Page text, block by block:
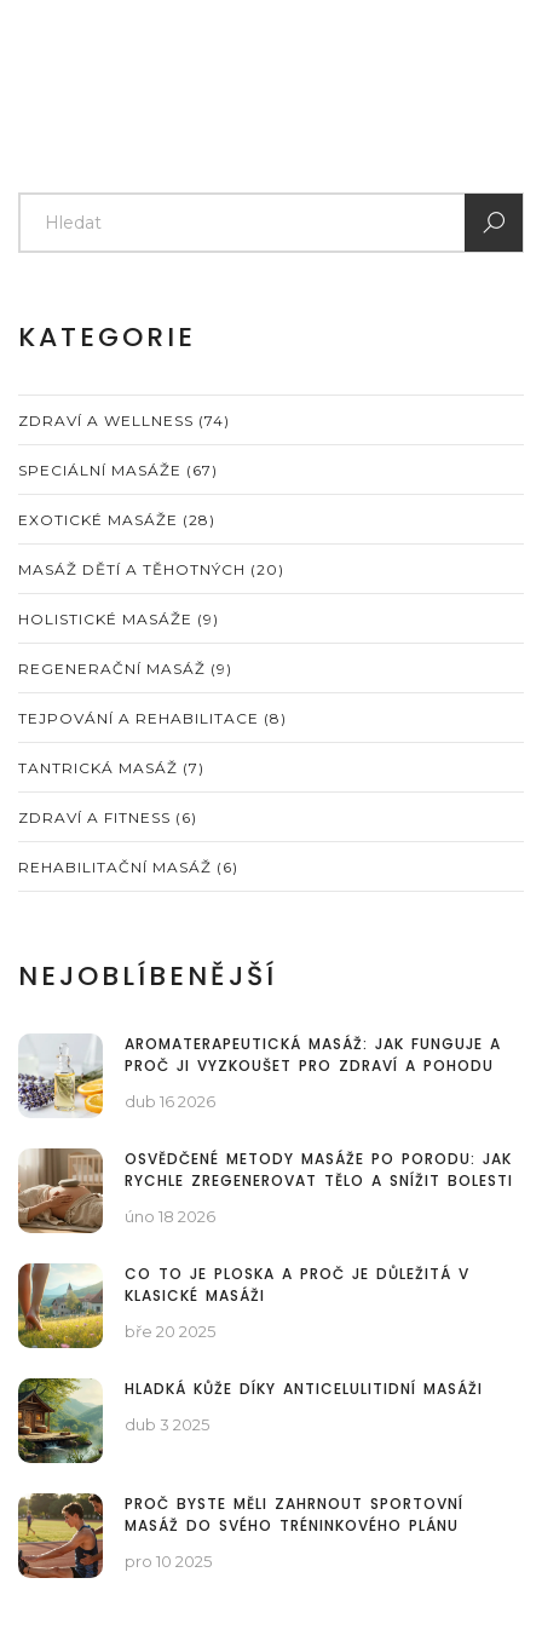
KATEGORIE
ZDRAVÍ A WELLNESS (74)
SPECIÁLNÍ MASÁŽE (67)
EXOTICKÉ MASÁŽE (28)
MASÁŽ DĚTÍ A TĚHOTNÝCH (20)
HOLISTICKÉ MASÁŽE (9)
REGENERAČNÍ MASÁŽ (9)
TEJPOVÁNÍ A REHABILITACE (8)
TANTRICKÁ MASÁŽ (7)
ZDRAVÍ A FITNESS (6)
REHABILITAČNÍ MASÁŽ (6)
NEJOBLÍBENĚJŠÍ
AROMATERAPEUTICKÁ MASÁŽ: JAK FUNGUJE A
PROČ JI VYZKOUŠET PRO ZDRAVÍ A POHODU
dub 16 2026
OSVĚDČENÉ METODY MASÁŽE PO PORODU: JAK
RYCHLE ZREGENEROVAT TĚLO A SNÍŽIT BOLESTI
úno 18 2026
CO TO JE PLOSKA A PROČ JE DŮLEŽITÁ V
KLASICKÉ MASÁŽI
bře 20 2025
HLADKÁ KŮŽE DÍKY ANTICELULITIDNÍ MASÁŽI
dub 3 2025
PROČ BYSTE MĚLI ZAHRNOUT SPORTOVNÍ
MASÁŽ DO SVÉHO TRÉNINKOVÉHO PLÁNU
pro 10 2025